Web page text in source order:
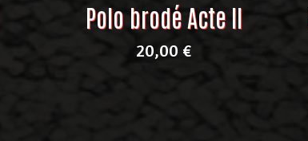
Polo brodé Acte II
20,00 €